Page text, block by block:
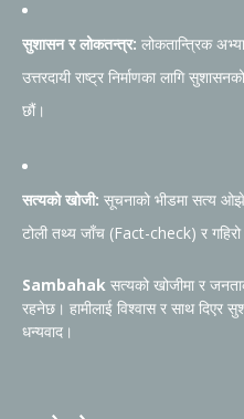
सुशासन र लोकतन्त्र: लोकतान्त्रिक
उत्तरदायी राष्ट्र निर्माणका लागि
छौं।
सत्यको खोजी: सूचनाको भीडमा सत्य
टोली तथ्य जाँच (Fact-check) र गहिरो
Sambahak सत्यको खोजीमा र
रहनेछ। हामीलाई विश्वास र साथ दिएर
धन्यवाद।